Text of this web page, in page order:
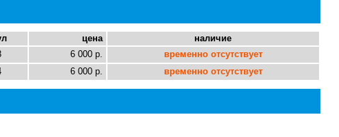
цена
наличие
6 000 р.
временно отсутствует
6 000 р. временно отсутствует